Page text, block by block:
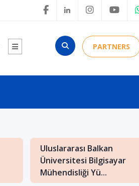
PARTNERS
Uluslararası Balkan
Üniversitesi Bilgisayar
Mühendisliği Yü...